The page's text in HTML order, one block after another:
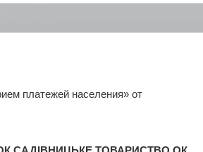
платежей населения» от